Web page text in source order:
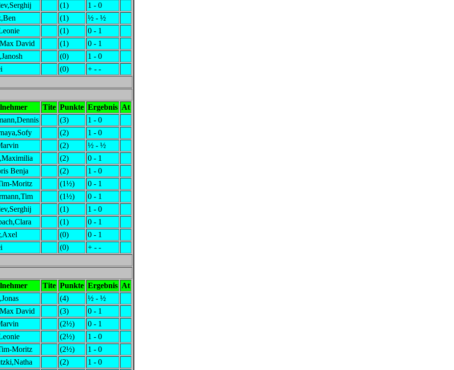
(1)
1 - 0
(1)
½ - ½
(1)
0 - 1
David (1)
0 - 1
(0)
1 - 0
(0) + - -
Tite Punkte Ergebnis At
(3)
1 - 0
(2)
1 - 0
(2)
½ - ½
(2)
0 - 1
Benja (2)
1 - 0
Moritz (1½)
0 - 1
(1½)
0 - 1
(1)
1 - 0
(1)
0 - 1
(0)
0 - 1
(0) + - -
Tite Punkte Ergebnis At
(4)
½ - ½
David (3)
0 - 1
(2½)
0 - 1
(2½)
1 - 0
Moritz (2½)
1 - 0
(2) 1 - 0